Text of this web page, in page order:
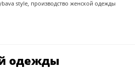
style, производство женской одежды
одежды